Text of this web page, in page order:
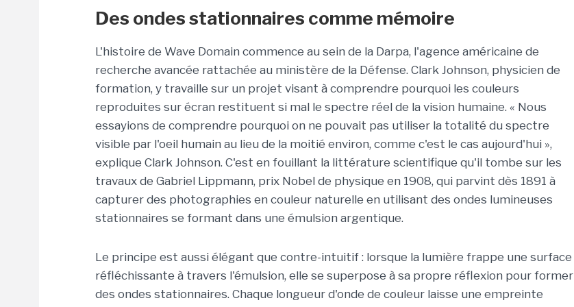
Des ondes stationnaires comme mémoire
L'histoire de Wave Domain commence au sein de la Darpa, l'agence américaine de
recherche avancée rattachée au ministère de la Défense. Clark Johnson, physicien de
formation, y travaille sur un projet visant à comprendre pourquoi les couleurs
reproduites sur écran restituent si mal le spectre réel de la vision humaine. « Nous
essayions de comprendre pourquoi on ne pouvait pas utiliser la totalité du spectre
visible par l'oeil humain au lieu de la moitié environ, comme c'est le cas aujourd'hui »,
explique Clark Johnson. C'est en fouillant la littérature scientifique qu'il tombe sur les
travaux de Gabriel Lippmann, prix Nobel de physique en 1908, qui parvint dès 1891 à
capturer des photographies en couleur naturelle en utilisant des ondes lumineuses
stationnaires se formant dans une émulsion argentique.
Le principe est aussi élégant que contre-intuitif : lorsque la lumière frappe une surface
réfléchissante à travers l'émulsion, elle se superpose à sa propre réflexion pour former
des ondes stationnaires. Chaque longueur d'onde de couleur laisse une empreinte